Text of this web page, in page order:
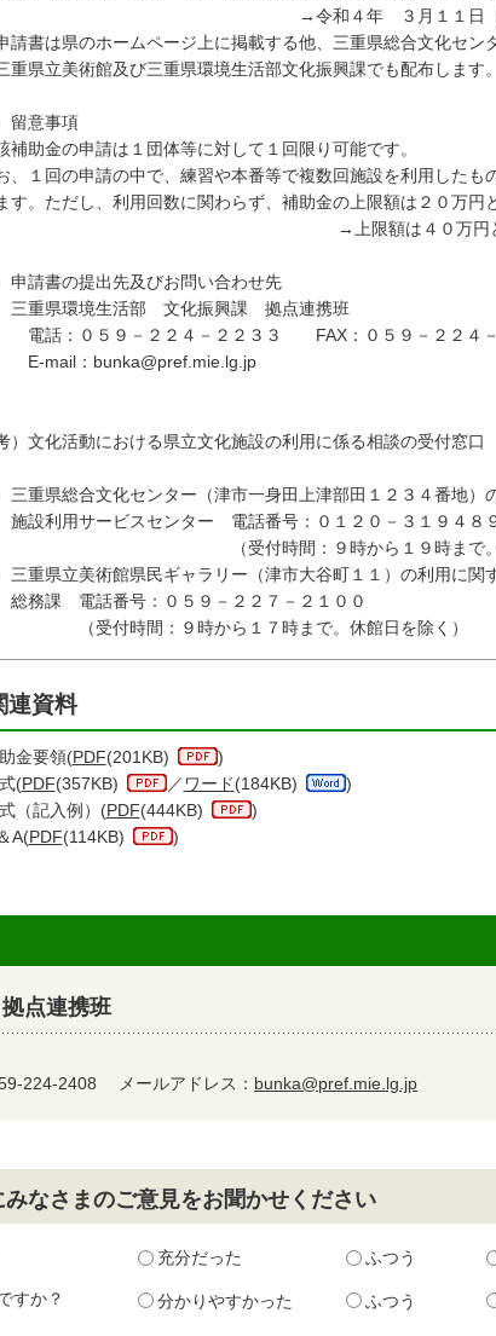
和４年 ３月１１日（金）まで
書は県のホームページ上に掲載する他、三重県総合文化セン
県立美術館及び三重県環境生活部文化振興課でも配布します。
留意事項
助金の申請は１団体等に対して１回限り可能です。
１回の申請の中で、練習や本番等で複数回施設を利用したも
す。ただし、利用回数に関わらず、補助金の上限額は２０万円
限額は４０万円となり
申請書の提出先及びお問い合わせ先
県環境生活部 文化振興課 拠点連携班
：０５９－２２４－２２３３ FAX：０５９－２２４－
：bunka@pref.mie.lg.jp
）文化活動における県立文化施設の利用に係る相談の受付窓口
三重県総合文化センター（津市一身田上津部田１２３４番地
利用サービスセンター 電話番号：０１２０－３１９４８
付時間：９時から１９時まで。休館
三重県立美術館県民ギャラリー（津市大谷町１１）の利用に関
課 電話番号：０５９－２２７－２１００
付時間：９時から１７時まで。休館日を除く）
連資料
金要領(PDF(201KB)
)
(PDF(357KB) ／ ワード(184KB)
)
（記入例）(PDF(444KB)
)
A(PDF(114KB) )
点連携班
224-2408 メールアドレス： bunka@pref.mie.lg.jp
なさまのご意見をお聞かせください
充分だった ふつう
すか？ 分かりやすかった ふつう